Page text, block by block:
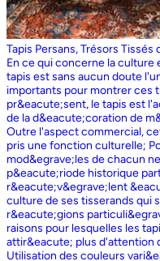
Tapis Persans, Trésors Tissés
En ce qui concerne la
tapis est sans aucun doute
importants pour montrer ces
pr&eacute;sent, le tapis est
de la d&eacute;coration de
Outre l'aspect commercial,
pris une fonction culturelle;
mod&egrave;les de chacun
p&eacute;riode historique
r&eacute;v&egrave;lent
culture de ses tisserands qui
r&eacute;gions
raisons pour lesquelles les
attir&eacute; plus d'attention
Utilisation des couleurs